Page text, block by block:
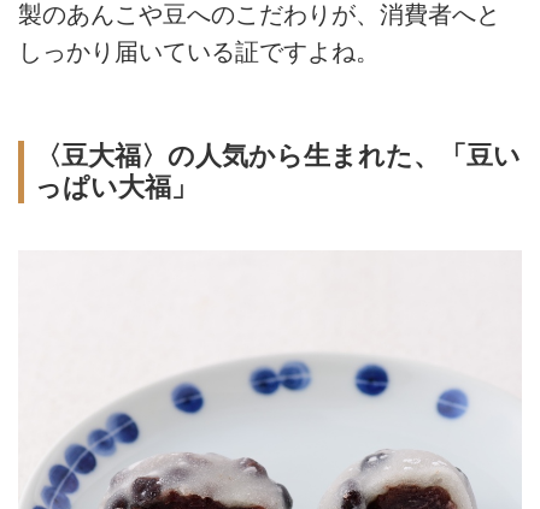
製のあんこや豆へのこだわりが、消費者へと
しっかり届いている証ですよね。
〈豆大福〉の人気から生まれた、「豆い
っぱい大福」